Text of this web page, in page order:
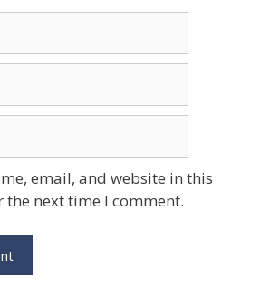
email, and website in this
the next time I comment.